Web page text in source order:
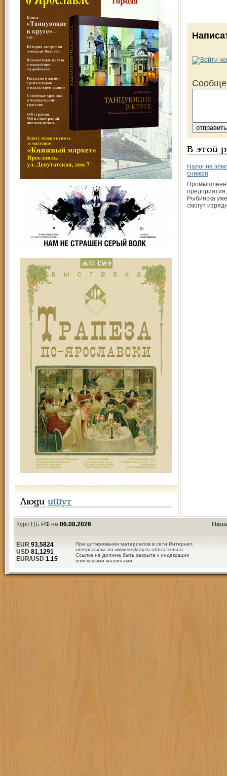
Люди ищут
В этой
Налог на
снижен
Рыбинска
смогут
Курс ЦБ РФ на 06.08.2026
При цитировании материалов в сети Интернет,
гиперссылка на www.sevkray.ru обязательна.
Ссылка не должна быть закрыта к индексации
поисковыми машинами.
EUR 93,5824
USD 81,1291
EUR/USD 1.15